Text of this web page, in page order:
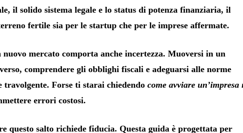
il solido sistema legale e lo status di potenza finanziaria, il
fertile sia per le startup che per le imprese affermate.
mercato comporta anche incertezza. Muoversi in un
comprendere gli obblighi fiscali e adeguarsi alle norme
travolgente. Forse ti starai chiedendocome avviare un’impresa
errori costosi.
questo salto richiede fiducia. Questa guida è progettata per